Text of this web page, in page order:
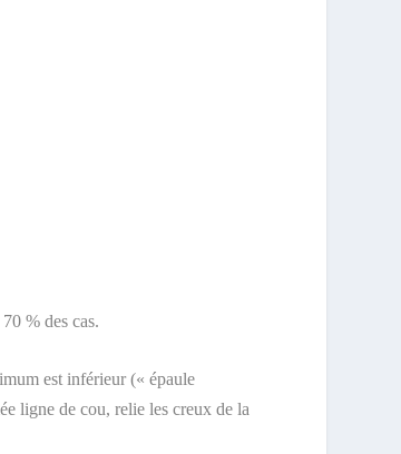
% des cas.
est inférieur (« épaule
ligne de cou, relie les creux de la